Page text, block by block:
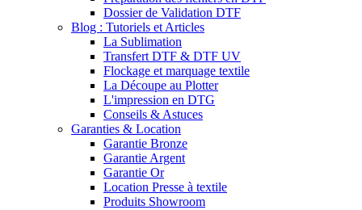
Dossier de Validation DTF
Blog : Tutoriels et Articles
La Sublimation
Transfert DTF & DTF UV
Flockage et marquage textile
La Découpe au Plotter
L'impression en DTG
Conseils & Astuces
Garanties & Location
Garantie Bronze
Garantie Argent
Garantie Or
Location Presse à textile
Produits Showroom